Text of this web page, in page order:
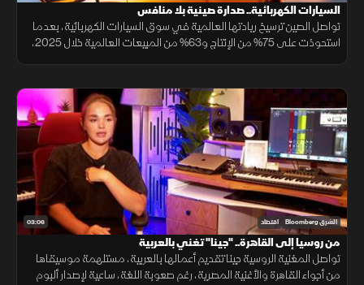
السيارات الكهربائية.. صدارة صينية بلا منافس
تواصل الصين ترسيخ ريادتها العالمية في سوق السيارات الكهربائية، بعدما
استحوذت على 75% من الإنتاج و63% من المبيعات العالمية خلال 2025،
03:06 الشرق Bloomberg اقتصاد
من روسيا إلى القاهرة.. "جينا" تغني بالعربية
تواصل المغنية الروسية جينا تقديم أعمالها بالعربية، مستلهمة موسيقاها
من أجواء القاهرة والأغنية المصرية، رغم صعوبة اللغة، ساعية لإصدار ألبوم